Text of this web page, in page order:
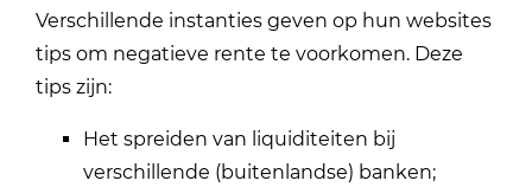
Verschillende instanties geven op hun websites
tips om negatieve rente te voorkomen. Deze
tips zijn:
Het spreiden van liquiditeiten bij
verschillende (buitenlandse) banken;